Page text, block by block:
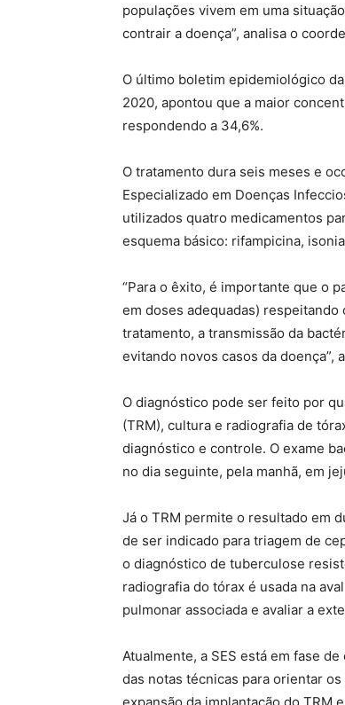
populações vivem em uma
contrair a doença”, analisa o
O último boletim epidemiológico
2020, apontou que a maior
respondendo a 34,6%.
O tratamento dura seis meses e
Especializado em Doenças
utilizados quatro medicamentos
esquema básico: rifampicina,
“Para o êxito, é importante que o
em doses adequadas)
tratamento, a transmissão da
evitando novos casos da doença”,
O diagnóstico pode ser feito por
(TRM), cultura e radiografia de
diagnóstico e controle. O exame
no dia seguinte, pela manhã, em
Já o TRM permite o resultado em
de ser indicado para triagem de
o diagnóstico de tuberculose
radiografia do tórax é usada na
pulmonar associada e avaliar a
Atualmente, a SES está em fase
das notas técnicas para orientar
expansão da implantação do TRM